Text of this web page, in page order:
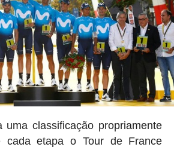
uma classificação propriamente
etapa o Tour de France